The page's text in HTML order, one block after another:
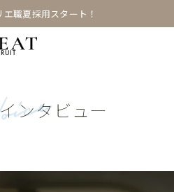
エ職夏採用スタート！
ンタビュー